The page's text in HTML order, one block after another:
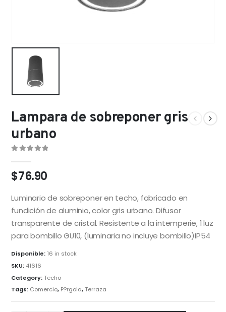
Lampara de sobreponer gris
urbano
$76.90
Luminario de sobreponer en techo, fabricado en
fundición de aluminio, color gris urbano. Difusor
transparente de cristal. Resistente a la intemperie, 1 luz
para bombillo GU10, (luminaria no incluye bombillo)IP54
Disponible: 16 in stock
SKU: 41616
Category:Techo
Tags: Comercio, P?rgola,Terraza